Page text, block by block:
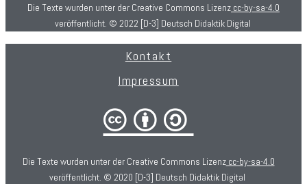
Die Texte wurden unter der Creative Commons Lizenz cc-by-sa-4.0
veröffentlicht. © 2022 [D-3] Deutsch Didaktik Digital
Kontakt
Impressum
cba
Die Texte wurden unter der Creative Commons Lizenzcc-by-sa-4.0
veröffentlicht. © 2020 [D-3] Deutsch Didaktik Digital